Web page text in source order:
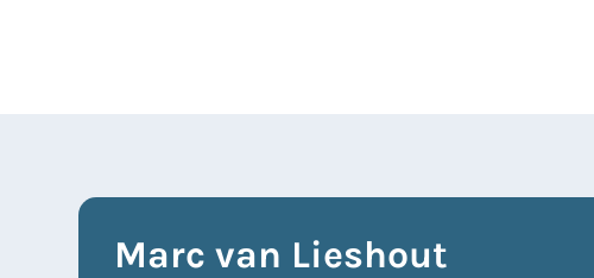
Marc van Lieshout